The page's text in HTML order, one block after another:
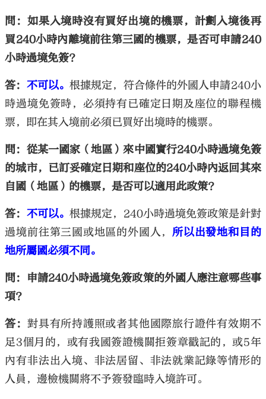
問：如果入境時沒有買好出境的機票，計劃入境後再
買240小時內離境前往第三國的機票，是否可申請240
小時過境免簽？
答： 不可以。根據規定，符合條件的外國人申請240小
時過境免簽時，必須持有已確定日期及座位的聯程機
票，即在其入境前必須已買好出境時的機票。
問：從某一國家（地區）來中國實行240小時過境免簽
的城市，已訂妥確定日期和座位的240小時內返回其來
自國（地區）的機票，是否可以適用此政策？
答： 不可以。根據規定，240小時過境免簽政策是針對
過境前往第三國或地區的外國人， 所以出發地和目的
地所屬國必須不同。
問：申請240小時過境免簽政策的外國人應注意哪些事
項？
答： 對具有所持護照或者其他國際旅行證件有效期不
足3個月的，或有我國簽證機關拒簽章戳記的，或5年
內有非法出入境、非法居留、非法就業記錄等情形的
人員，邊檢機關將不予簽發臨時入境許可。